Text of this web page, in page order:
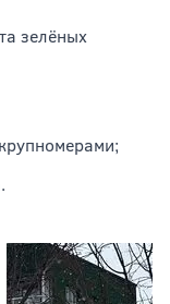
зелёных